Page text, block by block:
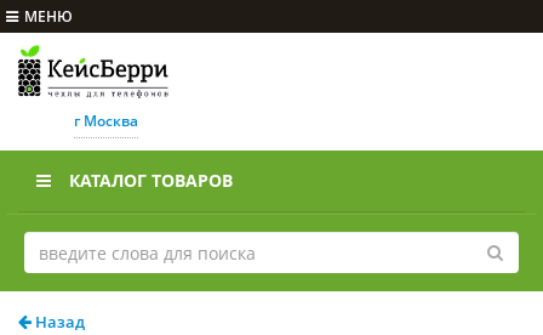
МЕНЮ
г Москва
КАТАЛОГ ТОВАРОВ
Назад